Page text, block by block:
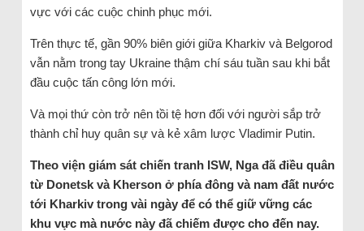
vực với các cuộc chinh phục mới.
Trên thực tế, gần 90% biên giới giữa Kharkiv và Belgorod
vẫn nằm trong tay Ukraine thậm chí sáu tuần sau khi bắt
đầu cuộc tấn công lớn mới.
Và mọi thứ còn trở nên tồi tệ hơn đối với người sắp trở
thành chỉ huy quân sự và kẻ xâm lược Vladimir Putin.
Theo viện giám sát chiến tranh ISW, Nga đã điều quân
từ Donetsk và Kherson ở phía đông và nam đất nước
tới Kharkiv trong vài ngày để có thể giữ vững các
khu vực mà nước này đã chiếm được cho đến nay.